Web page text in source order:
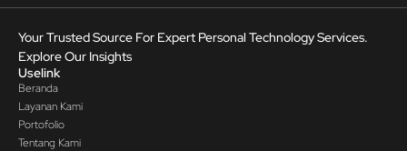
Your Trusted Source For Expert Personal Technology Services.
Explore Our Insights
Uselink
Beranda
Layanan Kami
Portofolio
Tentang Kami